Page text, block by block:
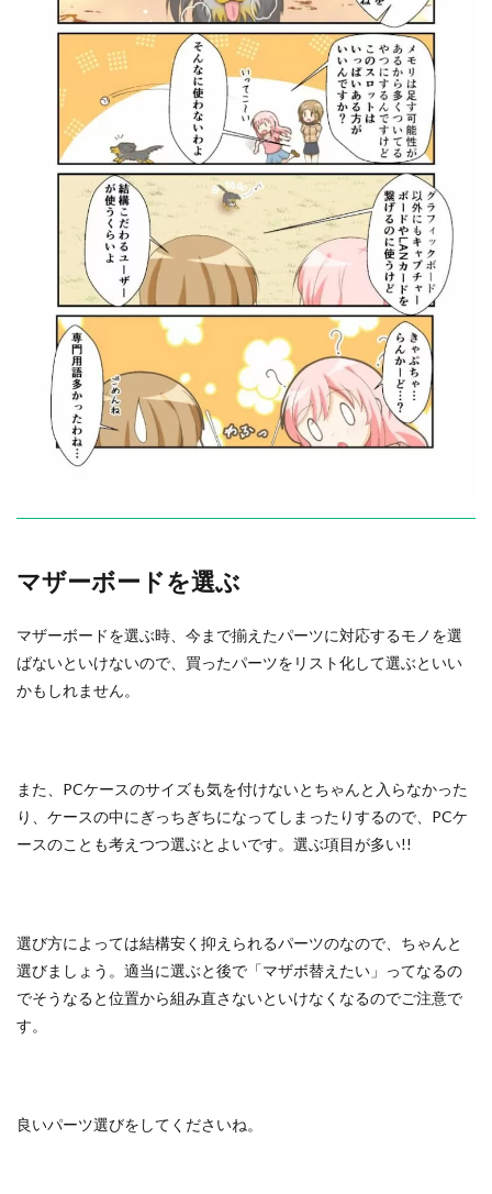
マザーボードを選ぶ
マザーボードを選ぶ時、 今まで揃えたパーツに対応するモノを選
ばないといけないので、 買ったパーツをリスト化して選ぶといい
かもしれません。
また、 PCケースのサイズも気を付けないとちゃんと入らなかった
り、 ケースの中にぎっちぎちになってしまったりするので、 PCケ
ースのことも考えつつ選ぶとよいです。選ぶ項目が多い!!
選び方によっては結構安く抑えられるパーツのなので、 ちゃんと
選びましょう。適当に選ぶと後で「マザボ替えたい」 ってなるの
でそうなると位置から組み直さないといけなくなるのでご注意で
す。
良いパーツ選びをしてくださいね。